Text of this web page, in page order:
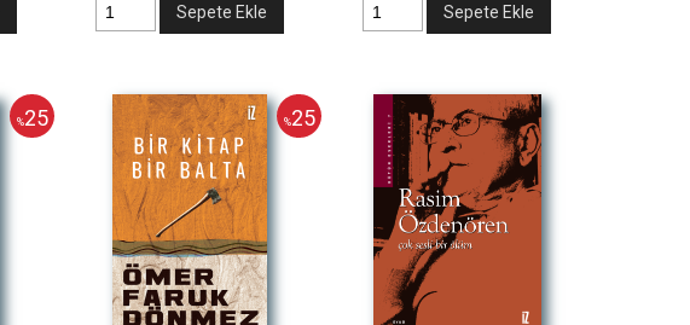
Sepete Ekle Sepete Ekle
%25 %25